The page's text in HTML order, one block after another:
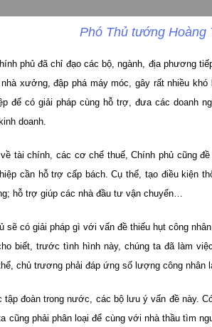
Phó Thủ tướng Hoàng
phủ đã chỉ đạo các bộ, ngành, địa phương
xưởng, đập phá máy móc, gây rất nhiều
để có giải pháp cùng hỗ trợ, đưa các doanh
doanh.
tài chính, các cơ chế thuế, Chính phủ cũng
cần hỗ trợ cấp bách. Cụ thể, tạo điều kiện
hỗ trợ giúp các nhà đầu tư vận chuyển…
sẽ có giải pháp gì với vấn đề thiếu hụt công
biết, trước tình hình này, chúng ta đã làm
chủ trương phải đáp ứng số lượng công nhân
tập đoàn trong nước, các bộ lưu ý vấn đề này.
cũng phải phân loại để cùng với nhà thầu tìm